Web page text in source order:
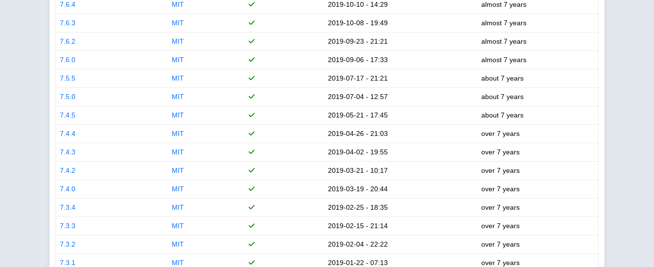
7.6.4 MIT 2019-10-10 - 14:29 almost 7 years
7.6.3 MIT 2019-10-08 - 19:49 almost 7 years
7.6.2 MIT 2019-09-23 - 21:21 almost 7 years
7.6.0 MIT 2019-09-06 - 17:33 almost 7 years
7.5.5 MIT 2019-07-17 - 21:21 about 7 years
7.5.0 MIT 2019-07-04 - 12:57 about 7 years
7.4.5 MIT 2019-05-21 - 17:45 about 7 years
7.4.4 MIT 2019-04-26 - 21:03 over 7 years
7.4.3 MIT 2019-04-02 - 19:55 over 7 years
7.4.2 MIT 2019-03-21 - 10:17 over 7 years
7.4.0 MIT 2019-03-19 - 20:44 over 7 years
7.3.4 MIT 2019-02-25 - 18:35 over 7 years
7.3.3 MIT 2019-02-15 - 21:14 over 7 years
7.3.2 MIT 2019-02-04 - 22:22 over 7 years
7.3.1 MIT 2019-01-22 - 07:13 over 7 years